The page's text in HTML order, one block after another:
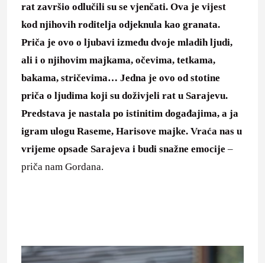
rat završio odlučili su se vjenčati. Ova je vijest
kod njihovih roditelja odjeknula kao granata.
Priča je ovo o ljubavi između dvoje mladih ljudi,
ali i o njihovim majkama, očevima, tetkama,
bakama, stričevima… Jedna je ovo od stotine
priča o ljudima koji su doživjeli rat u Sarajevu.
Predstava je nastala po istinitim događajima, a ja
igram ulogu Raseme, Harisove majke. Vraća nas u
vrijeme opsade Sarajeva i budi snažne emocije –
priča nam Gordana.